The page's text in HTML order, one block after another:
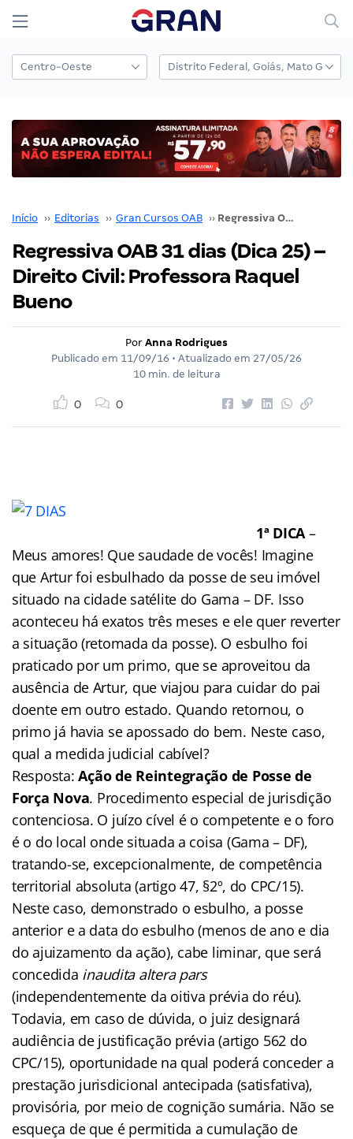
Início ›› Editorias ›› Gran Cursos OAB ›› Regressiva OAB 31 dias (Dica 25) – Direito Civil: Professora Raquel Bueno
Regressiva OAB 31 dias (Dica 25) –
Direito Civil: Professora Raquel
Bueno
Por Anna Rodrigues
Publicado em 11/09/16 • Atualizado em 27/05/26
10 min. de leitura
0 0
1ª DICA–
Meus amores! Que saudade de vocês! Imagine
que Artur foi esbulhado da posse de seu imóvel
situado na cidade satélite do Gama – DF. Isso
aconteceu há exatos três meses e ele quer reverter
a situação (retomada da posse). O esbulho foi
praticado por um primo, que se aproveitou da
ausência de Artur, que viajou para cuidar do pai
doente em outro estado. Quando retornou, o
primo já havia se apossado do bem. Neste caso,
qual a medida judicial cabível?
Resposta:Ação de Reintegração de Posse de
Força Nova. Procedimento especial de jurisdição
contenciosa. O juízo cível é o competente e o foro
é o do local onde situada a coisa (Gama – DF),
tratando-se, excepcionalmente, de competência
territorial absoluta (artigo 47, §2º, do CPC/15).
Neste caso, demonstrado o esbulho, a posse
anterior e a data do esbulho (menos de ano e dia
do ajuizamento da ação), cabe liminar, que será
concedida inaudita altera pars
(independentemente da oitiva prévia do réu).
Todavia, em caso de dúvida, o juiz designará
audiência de justificação prévia (artigo 562 do
CPC/15), oportunidade na qual poderá conceder a
prestação jurisdicional antecipada (satisfativa),
provisória, por meio de cognição sumária. Não se
esqueça de que é permitida a cumulação de